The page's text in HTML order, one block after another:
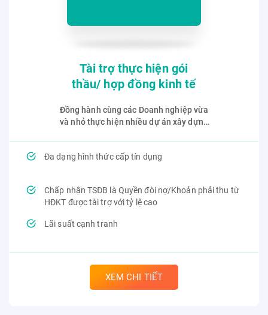
Tài trợ thực hiện gói
thầu/ hợp đồng kinh tế
Đồng hành cùng các Doanh nghiệp vừa
và nhỏ thực hiện nhiều dự án xây dựng
Đa dạng hình thức cấp tín dụng
Chấp nhận TSĐB là Quyền đòi nợ/Khoản phải thu từ
HĐKT được tài trợ với tỷ lệ cao
Lãi suất cạnh tranh
XEM CHI TIẾT